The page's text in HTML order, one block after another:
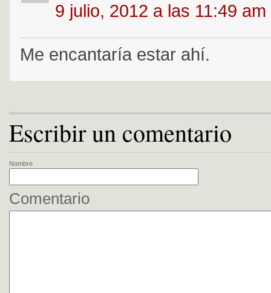
9 julio, 2012 a las 11:49 am
Me encantaría estar ahí.
Escribir un comentario
Nombre
Comentario